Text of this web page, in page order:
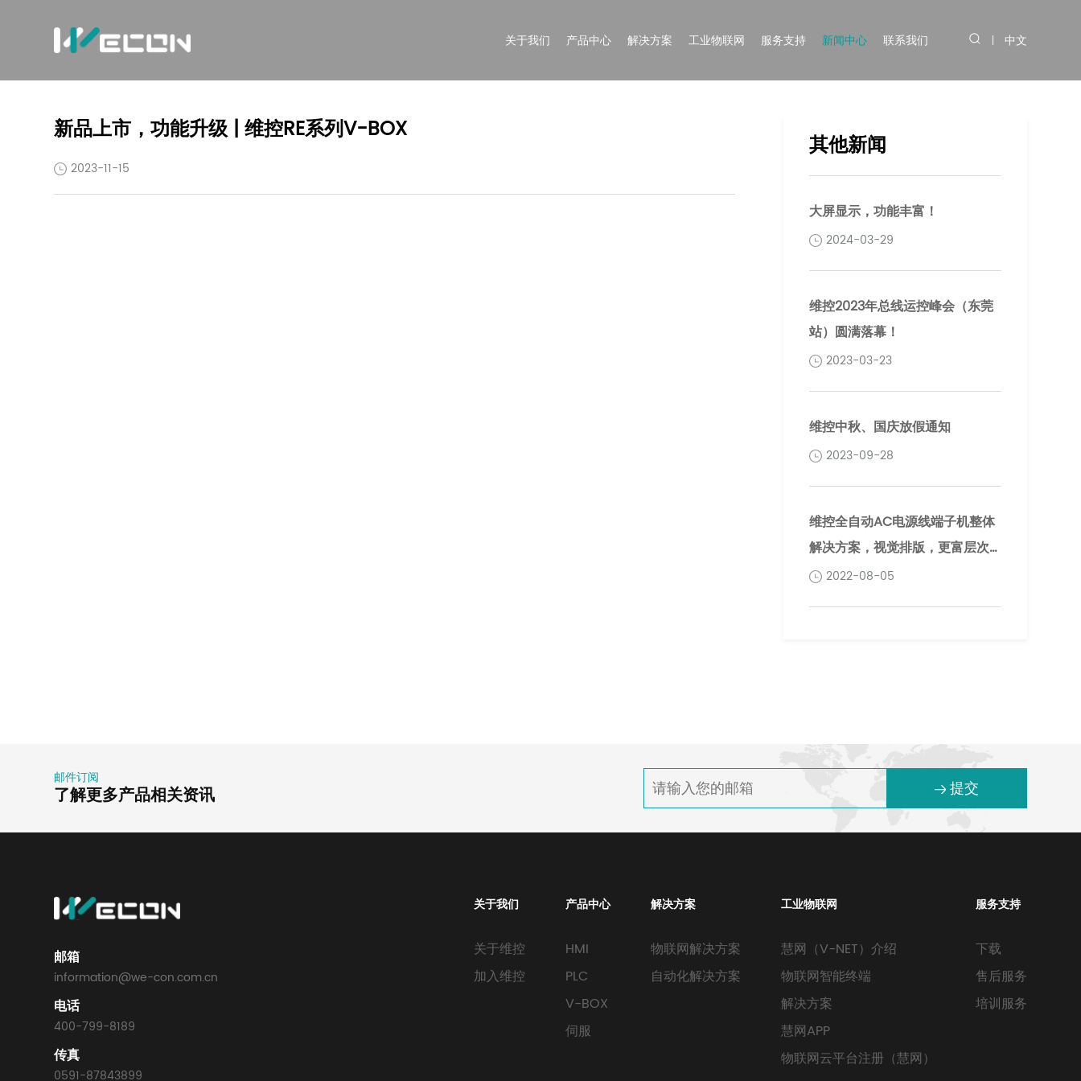
关于我们 产品中心 解决方案 工业物联网 服务支持 新闻中心 联系我们 中文
新品上市，功能升级 | 维控RE系列V-BOX
2023-11-15
其他新闻
大屏显示，功能丰富！
2024-03-29
维控2023年总线运控峰会（东莞
站）圆满落幕！
2023-03-23
维控中秋、国庆放假通知
2023-09-28
维控全自动AC电源线端子机整体
解决方案，视觉排版，更富层次
感！2022-08-05
邮件订阅
了解更多产品相关资讯 提交
邮箱
information@we-con.com.cn
电话
400-799-8189
传真
0591-87843899
关于我们
关于维控
加入维控
产品中心
HMI
PLC
V-BOX
伺服
解决方案
物联网解决方案
自动化解决方案
工业物联网
慧网（V-NET）介绍
物联网智能终端
解决方案
慧网APP
物联网云平台注册（慧网）
服务支持
下载
售后服务
培训服务